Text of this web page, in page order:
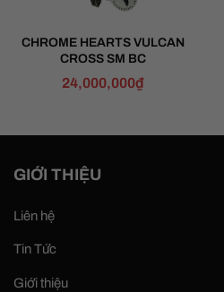
CHROME HEARTS VULCAN
CROSS SM BC
24,000,000₫
GIỚI THIỆU
Liên hệ
Tin Tức
Giới thiệu